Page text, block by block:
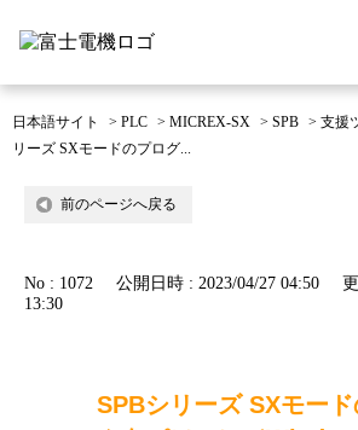
日本語サイト > PLC > MICREX-SX > SPB > 支援
リーズ SXモードのプログ...
前のページへ戻る
No : 1072 公開日時 : 2023/04/27 04:50
13:30
SPBシリーズ SXモー